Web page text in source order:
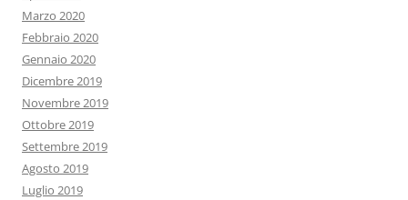
Marzo 2020
Febbraio 2020
Gennaio 2020
Dicembre 2019
Novembre 2019
Ottobre 2019
Settembre 2019
Agosto 2019
Luglio 2019